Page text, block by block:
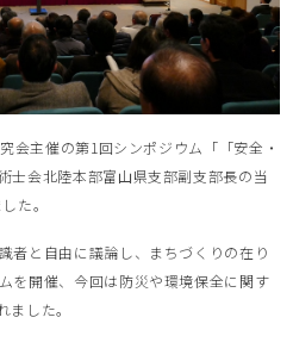
会主催の第1回シンポジウム「「安全・
士会北陸本部富山県支部副支部長の当
た。
者と自由に議論し、まちづくりの在り
を開催、今回は防災や環境保全に関す
した。